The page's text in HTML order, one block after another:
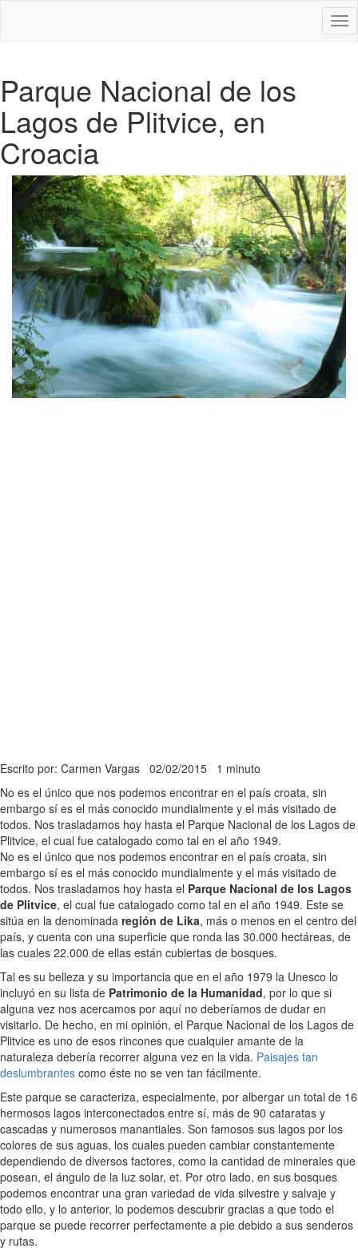
Parque Nacional de los
Lagos de Plitvice, en
Croacia
Escrito por: Carmen Vargas 02/02/2015 1 minuto
No es el único que nos podemos encontrar en el país croata, sin
embargo sí es el más conocido mundialmente y el más visitado de
todos. Nos trasladamos hoy hasta el Parque Nacional de los Lagos de
Plitvice, el cual fue catalogado como tal en el año 1949.
No es el único que nos podemos encontrar en el país croata, sin
embargo sí es el más conocido mundialmente y el más visitado de
todos. Nos trasladamos hoy hasta el Parque Nacional de los Lagos
de Plitvice, el cual fue catalogado como tal en el año 1949. Este se
sitúa en la denominada región de Lika, más o menos en el centro del
país, y cuenta con una superficie que ronda las 30.000 hectáreas, de
las cuales 22.000 de ellas están cubiertas de bosques.
Tal es su belleza y su importancia que en el año 1979 la Unesco lo
incluyó en su lista de Patrimonio de la Humanidad, por lo que si
alguna vez nos acercamos por aquí no deberíamos de dudar en
visitarlo. De hecho, en mi opinión, el Parque Nacional de los Lagos de
Plitvice es uno de esos rincones que cualquier amante de la
naturaleza debería recorrer alguna vez en la vida. Paisajes tan
deslumbrantes como éste no se ven tan fácilmente.
Este parque se caracteriza, especialmente, por albergar un total de 16
hermosos lagos interconectados entre sí, más de 90 cataratas y
cascadas y numerosos manantiales. Son famosos sus lagos por los
colores de sus aguas, los cuales pueden cambiar constantemente
dependiendo de diversos factores, como la cantidad de minerales que
posean, el ángulo de la luz solar, et. Por otro lado, en sus bosques
podemos encontrar una gran variedad de vida silvestre y salvaje y
todo ello, y lo anterior, lo podemos descubrir gracias a que todo el
parque se puede recorrer perfectamente a pie debido a sus senderos
y rutas.